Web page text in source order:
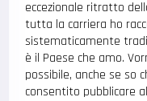
eccezionale ritratto
tutta la carriera ho
sistematicamente
è il Paese che amo.
possibile, anche se so
consentito pubblicare